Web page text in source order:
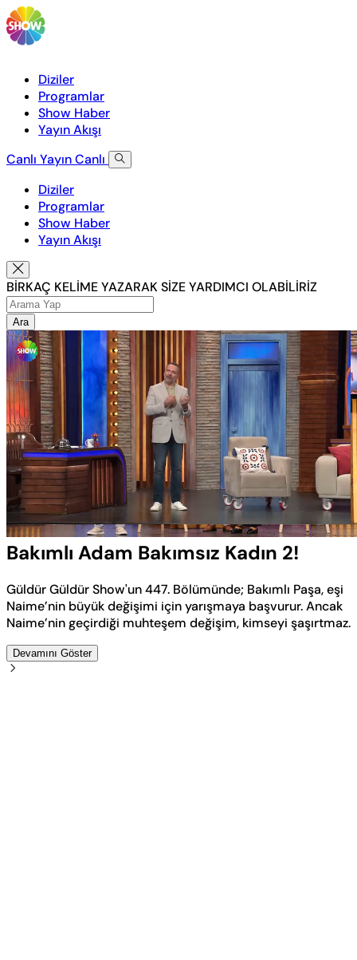
Diziler
Programlar
Show Haber
Yayın Akışı
Canlı YayınCanlı
Diziler
Programlar
Show Haber
Yayın Akışı
BİRKAÇ KELİME YAZARAK SİZE YARDIMCI OLABİLİRİZ
Ara
Sesi
Aç
Yüklendi:
4.54%
Oynatma
Hızı
Bakımlı Adam Bakımsız Kadın 2!
Güldür Güldür Show'un 447. Bölümünde; Bakımlı Paşa, eşi
Naime’nin büyük değişimi için yarışmaya başvurur. Ancak
Naime’nin geçirdiği muhteşem değişim, kimseyi şaşırtmaz.
Devamını Göster